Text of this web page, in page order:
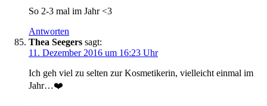
So 2-3 mal im Jahr <3
Antworten
Thea Seegers sagt:
11. Dezember 2016 um 16:23 Uhr
Ich geh viel zu selten zur Kosmetikerin, vielleicht einmal im
Jahr…❤️